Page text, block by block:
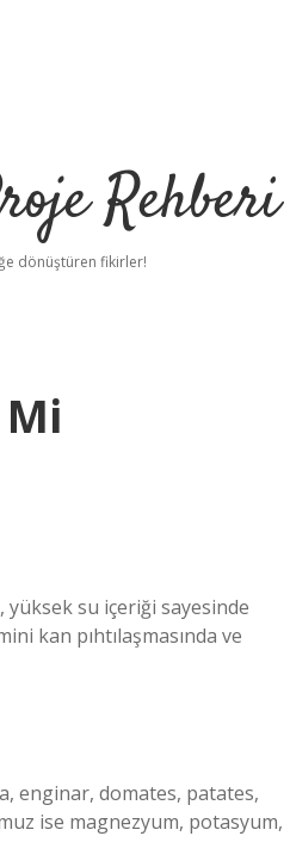
Rehberi
dönüştüren fikirler!
yüksek su içeriği sayesinde
kan pıhtılaşmasında ve
enginar, domates, patates,
ise magnezyum, potasyum,